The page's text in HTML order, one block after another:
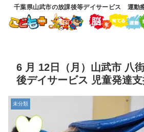
千葉県山武市の放課後等デイサービス 運動
6 月 12日（月）山武市 八
後デイサービス 児童発達
未分類